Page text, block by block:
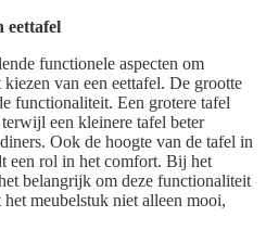
eettafel
functionele aspecten om
van een eettafel. De grootte
functionaliteit. Een grotere tafel
een kleinere tafel beter
Ook de hoogte van de tafel in
een rol in het comfort. Bij het
belangrijk om deze functionaliteit
meubelstuk niet alleen mooi,